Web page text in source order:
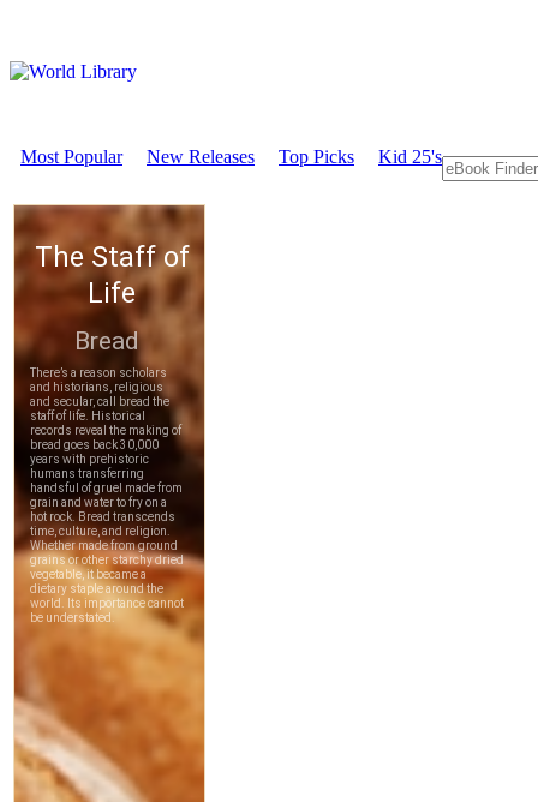
Most Popular New Releases Top Picks Kid 25's